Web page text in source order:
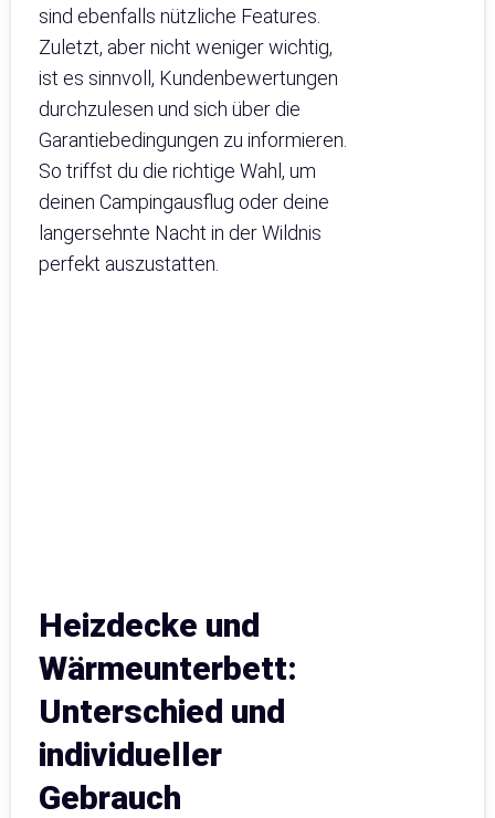
sind ebenfalls nützliche Features.
Zuletzt, aber nicht weniger wichtig,
ist es sinnvoll, Kundenbewertungen
durchzulesen und sich über die
Garantiebedingungen zu informieren.
So triffst du die richtige Wahl, um
deinen Campingausflug oder deine
langersehnte Nacht in der Wildnis
perfekt auszustatten.
Heizdecke und
Wärmeunterbett:
Unterschied und
individueller
Gebrauch